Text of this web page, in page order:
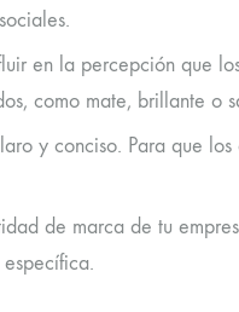
en la percepción que
como mate, brillante o
y conciso. Para que
de marca de tu